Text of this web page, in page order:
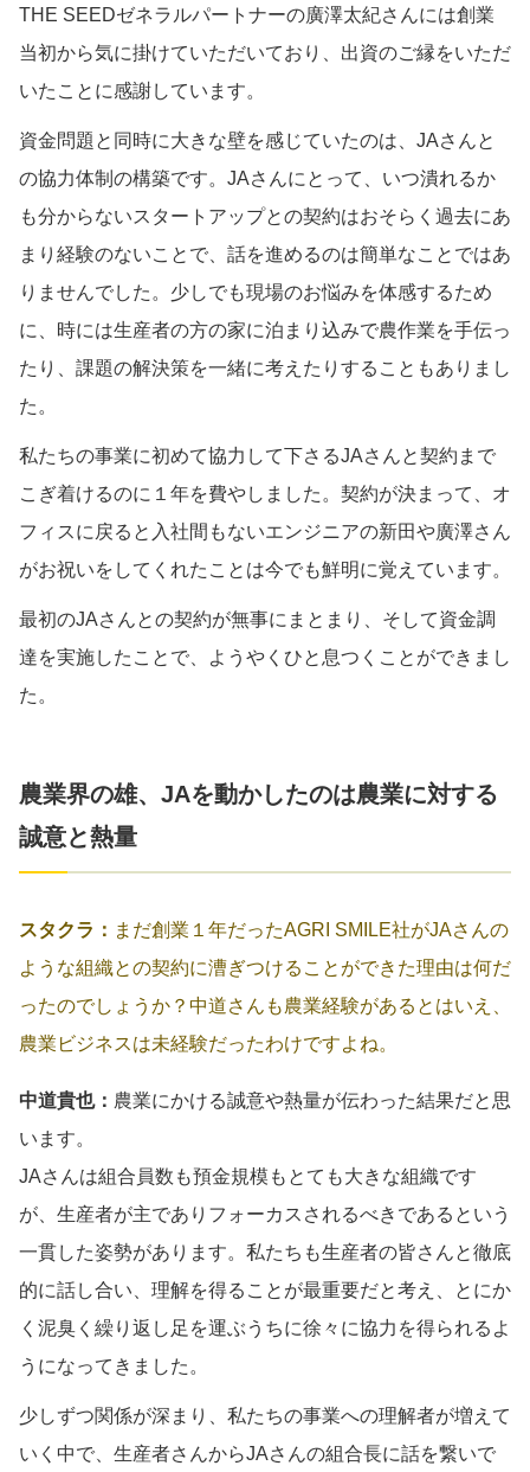
THE SEEDゼネラルパートナーの廣澤太紀さんには創業
当初から気に掛けていただいており、出資のご縁をいただ
いたことに感謝しています。
資金問題と同時に大きな壁を感じていたのは、JAさんと
の協力体制の構築です。JAさんにとって、いつ潰れるか
も分からないスタートアップとの契約はおそらく過去にあ
まり経験のないことで、話を進めるのは簡単なことではあ
りませんでした。少しでも現場のお悩みを体感するため
に、時には生産者の方の家に泊まり込みで農作業を手伝っ
たり、課題の解決策を一緒に考えたりすることもありまし
た。
私たちの事業に初めて協力して下さるJAさんと契約まで
こぎ着けるのに１年を費やしました。契約が決まって、オ
フィスに戻ると入社間もないエンジニアの新田や廣澤さん
がお祝いをしてくれたことは今でも鮮明に覚えています。
最初のJAさんとの契約が無事にまとまり、そして資金調
達を実施したことで、ようやくひと息つくことができまし
た。
農業界の雄、JAを動かしたのは農業に対する
誠意と熱量
スタクラ： まだ創業１年だったAGRI SMILE社がJAさんの
ような組織との契約に漕ぎつけることができた理由は何だ
ったのでしょうか？中道さんも農業経験があるとはいえ、
農業ビジネスは未経験だったわけですよね。
中道貴也： 農業にかける誠意や熱量が伝わった結果だと思
います。
JAさんは組合員数も預金規模もとても大きな組織です
が、生産者が主でありフォーカスされるべきであるという
一貫した姿勢があります。私たちも生産者の皆さんと徹底
的に話し合い、理解を得ることが最重要だと考え、とにか
く泥臭く繰り返し足を運ぶうちに徐々に協力を得られるよ
うになってきました。
少しずつ関係が深まり、私たちの事業への理解者が増えて
いく中で、生産者さんからJAさんの組合長に話を繋いで